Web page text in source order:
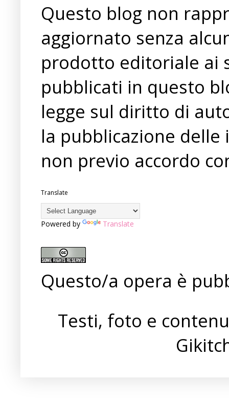
Questo blog non
aggiornato senza
prodotto editoriale ai
pubblicati in questo
legge sul diritto di
la pubblicazione
non previo accordo
Translate
Powered by Translate
Questo/a opera è
Testi, foto e